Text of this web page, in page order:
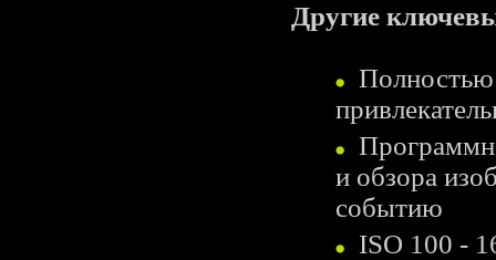
Другие
Полностью
и обзора
событию
ISO 100 -